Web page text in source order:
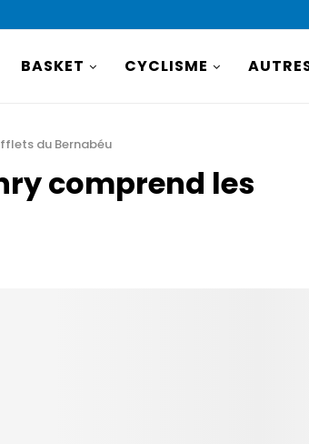
BASKET CYCLISME
du Bernabéu
comprend les